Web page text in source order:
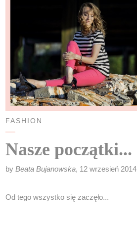
FASHION
Nasze początki...
byBeata Bujanowska, 12 wrzesień 2014
Od tego wszystko się zaczęło...